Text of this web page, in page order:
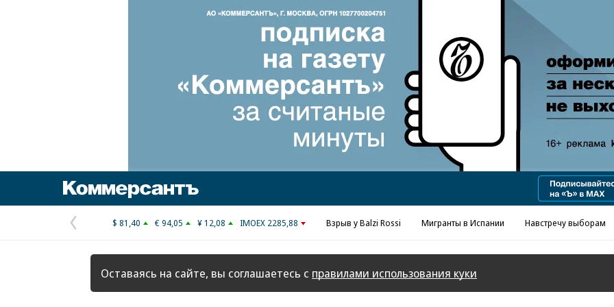
Реклама в «Ъ» www.kommersant.ru/ad
Предыдущая
страница
$ 81,40 € 94,05 ¥ 12,08 IMOEX 2285,88 Взрыв у Balzi Rossi Мигранты в Испании Навстречу выборам
Оставаясь на сайте, вы соглашаетесь с правилами использования куки